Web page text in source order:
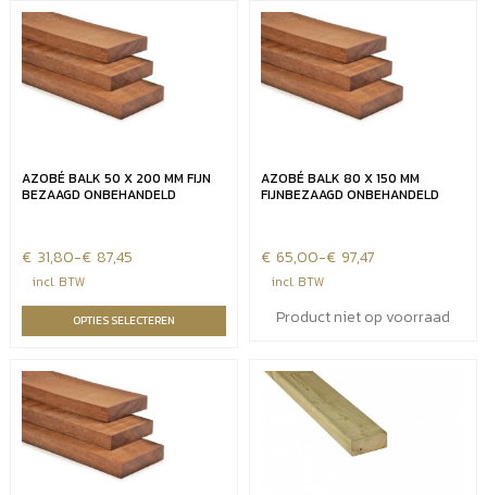
AZOBÉ BALK 50 X 200 MM FIJN
BEZAAGD ONBEHANDELD
€ 31,80-€ 87,45
Prijsklasse:
€31,80
tot
incl. BTW
OPTIES SELECTEREN
AZOBÉ BALK 80 X 150 MM
FIJNBEZAAGD ONBEHANDELD
€ 65,00-€ 97,47
Prijsklasse:
€65,00
€97,47
incl. BTW
Product niet op voorraad